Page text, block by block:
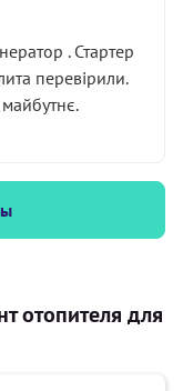
. Стартер
перевірили.
отопителя для